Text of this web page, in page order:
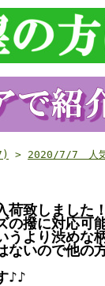
> 2020/7/7 人気
荷致しました！
の撥に対応
うより渋めな
ないので他の
♪♪